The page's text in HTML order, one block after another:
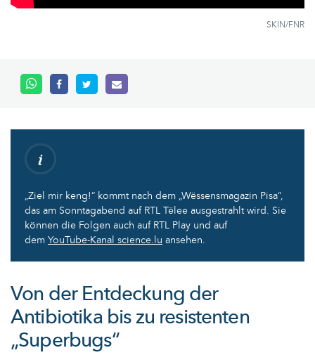
SKIN/FNR
„Ziel mir keng!“ kommt nach dem „Wëssensmagazin Pisa“,
das am Sonntagabend auf RTL Tëlee ausgestrahlt wird. Sie
können die Folgen auch auf RTL Play und auf
dem YouTube-Kanal science.lu ansehen.
Von der Entdeckung der
Antibiotika bis zu resistenten
„Superbugs“